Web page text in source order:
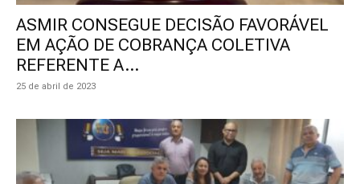
ASMIR CONSEGUE DECISÃO FAVORÁVEL
EM AÇÃO DE COBRANÇA COLETIVA
REFERENTE A...
25 de abril de 2023